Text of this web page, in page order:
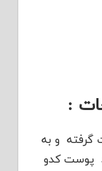
:
گرفته و به
پوست کدو